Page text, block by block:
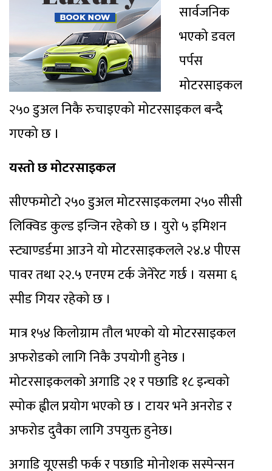
सार्वजनिक
भएको डवल
पर्पस
मोटरसाइकल
२५० डुअल निकै रुचाइएको मोटरसाइकल बन्दै
गएको छ ।
यस्तो छ मोटरसाइकल
सीएफमोटो २५० डुअल मोटरसाइकलमा २५० सीसी
लिक्विड कुल्ड इन्जिन रहेको छ । युरो ५ इमिशन
स्ट्याण्डर्डमा आउने यो मोटरसाइकलले २४.४ पीएस
पावर तथा २२.५ एनएम टर्क जेनेरेट गर्छ । यसमा ६
स्पीड गियर रहेको छ ।
मात्र १५४ किलोग्राम तौल भएको यो मोटरसाइकल
अफरोडको लागि निकै उपयोगी हुनेछ ।
मोटरसाइकलको अगाडि २१ र पछाडि १८ इन्चको
स्पोक ह्वील प्रयोग भएको छ । टायर भने अनरोड र
अफरोड दुवैका लागि उपयुक्त हुनेछ।
अगाडि यूएसडी फर्क र पछाडि मोनोशक सस्पेन्सन